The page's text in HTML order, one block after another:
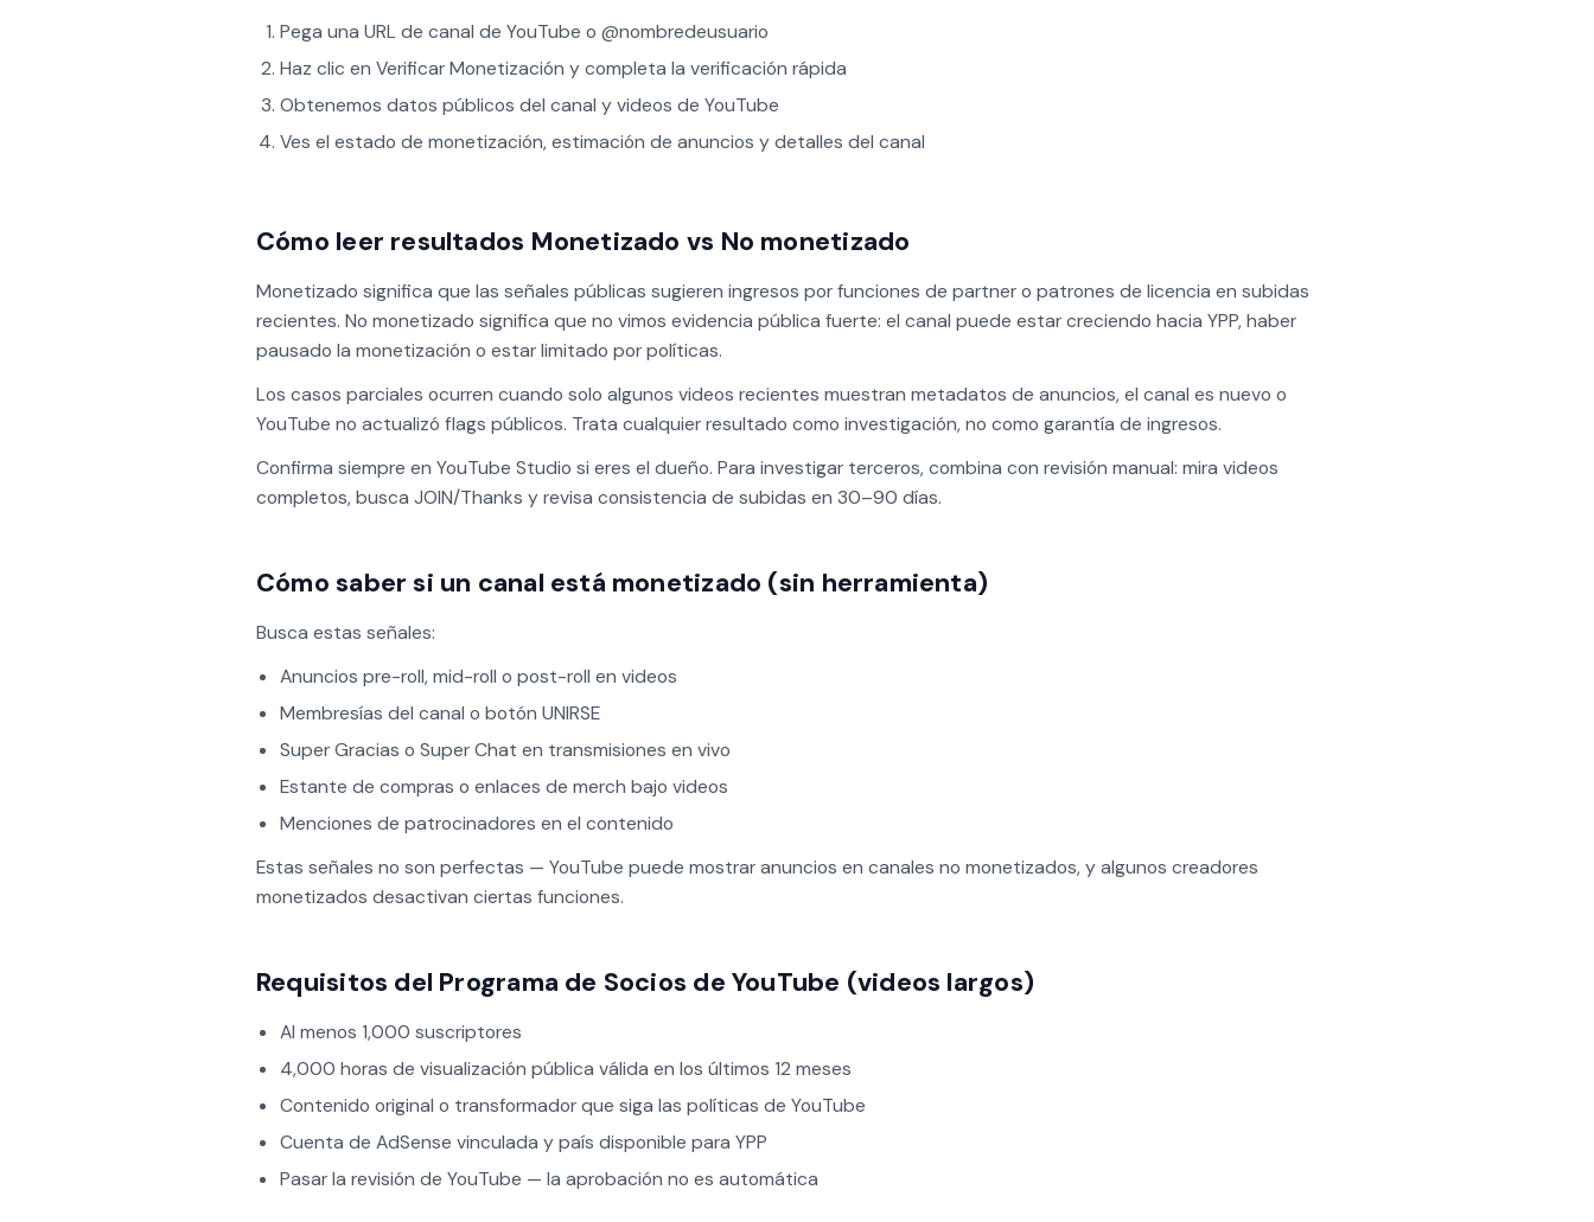
Pega una URL de canal de YouTube o @nombredeusuario
Haz clic en Verificar Monetización y completa la verificación rápida
Obtenemos datos públicos del canal y videos de YouTube
Ves el estado de monetización, estimación de anuncios y detalles del canal
Cómo leer resultados Monetizado vs No monetizado
Monetizado significa que las señales públicas sugieren ingresos por funciones de partner o patrones de licencia en subidas
recientes. No monetizado significa que no vimos evidencia pública fuerte: el canal puede estar creciendo hacia YPP, haber
pausado la monetización o estar limitado por políticas.
Los casos parciales ocurren cuando solo algunos videos recientes muestran metadatos de anuncios, el canal es nuevo o
YouTube no actualizó flags públicos. Trata cualquier resultado como investigación, no como garantía de ingresos.
Confirma siempre en YouTube Studio si eres el dueño. Para investigar terceros, combina con revisión manual: mira videos
completos, busca JOIN/Thanks y revisa consistencia de subidas en 30–90 días.
Cómo saber si un canal está monetizado (sin herramienta)
Busca estas señales:
Anuncios pre-roll, mid-roll o post-roll en videos
Membresías del canal o botón UNIRSE
Super Gracias o Super Chat en transmisiones en vivo
Estante de compras o enlaces de merch bajo videos
Menciones de patrocinadores en el contenido
Estas señales no son perfectas — YouTube puede mostrar anuncios en canales no monetizados, y algunos creadores
monetizados desactivan ciertas funciones.
Requisitos del Programa de Socios de YouTube (videos largos)
Al menos 1,000 suscriptores
4,000 horas de visualización pública válida en los últimos 12 meses
Contenido original o transformador que siga las políticas de YouTube
Cuenta de AdSense vinculada y país disponible para YPP
Pasar la revisión de YouTube — la aprobación no es automática